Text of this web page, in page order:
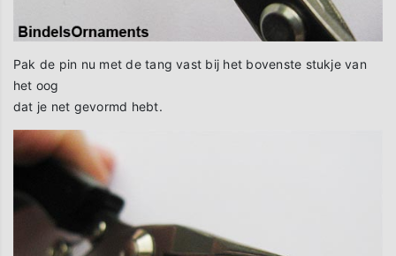
Pak de pin nu met de tang vast bij het bovenste stukje van
het oog
dat je net gevormd hebt.